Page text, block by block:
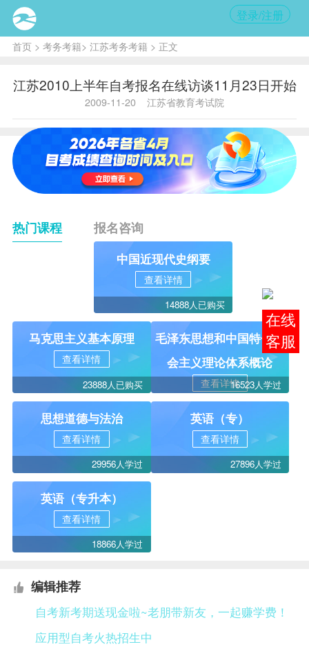
登录/注册
首页> 考务考籍> 江苏考务考籍 > 正文
江苏2010上半年自考报名在线访谈11月23日开始
2009-11-20 江苏省教育考试院
热门课程 报名咨询
中国近现代史纲要
查看详情
14888人已购买
马克思主义基本原理
查看详情
23888人已购买
毛泽东思想和中国特色社
会主义理论体系概论
查看详情16523人学过
思想道德与法治
查看详情
29956人学过
英语（专）
查看详情
27896人学过
英语（专升本）
查看详情
18866人学过
编辑推荐
自考新考期送现金啦~老朋带新友，一起赚学费！
应用型自考火热招生中
在线
客服